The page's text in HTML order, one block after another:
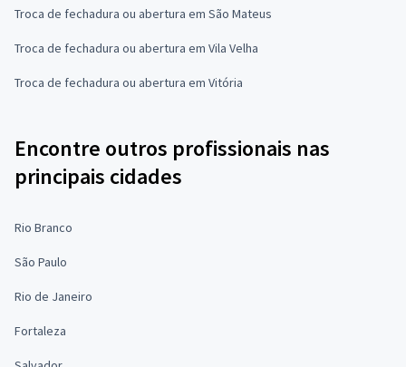
Troca de fechadura ou abertura em São Mateus
Troca de fechadura ou abertura em Vila Velha
Troca de fechadura ou abertura em Vitória
Encontre outros profissionais nas
principais cidades
Rio Branco
São Paulo
Rio de Janeiro
Fortaleza